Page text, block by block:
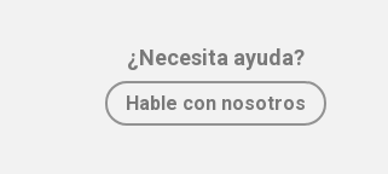
¿Necesita ayuda?
Hable con nosotros